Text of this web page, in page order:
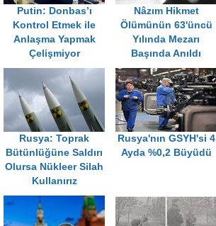
Putin: Donbas’ı
Kontrol Etmek ile
Anlaşma Yapmak
Çelişmiyor
Nâzım Hikmet
Ölümünün 63'üncü
Yılında Mezarı
Başında Anıldı
Rusya: Toprak
Bütünlüğüne Saldırı
Olursa Nükleer Silah
Kullanırız
Rusya'nın GSYH'si 4
Ayda %0,2 Büyüdü